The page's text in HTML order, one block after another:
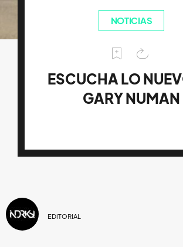
NOTICIAS
ESCUCHA LO
GARY NUMAN
EDITORIAL